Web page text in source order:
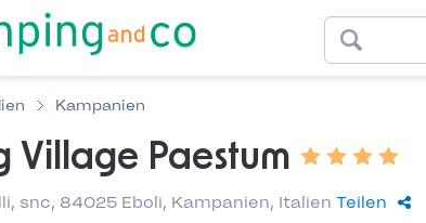
Kampanien
Village Paestum
snc, 84025 Eboli, Kampanien, Italien Teilen